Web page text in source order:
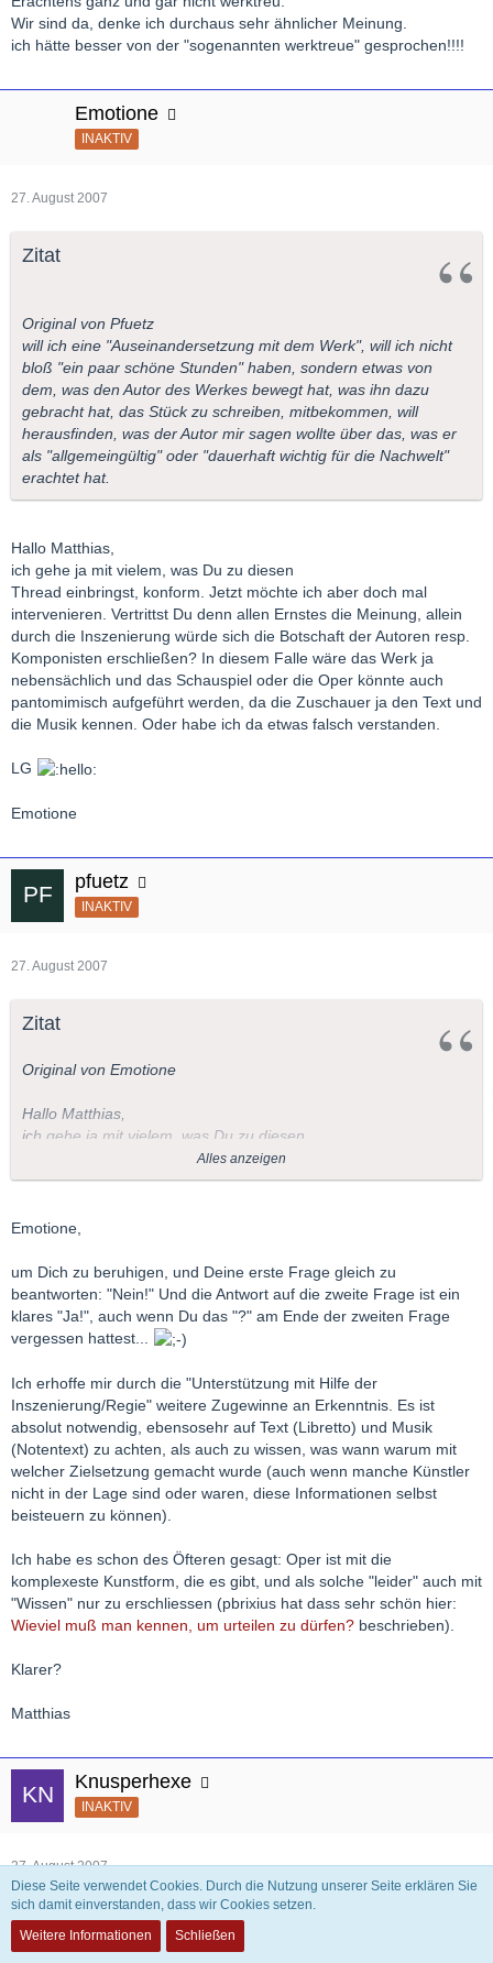
Wir sind da, denke ich durchaus sehr ähnlicher Meinung.
ich hätte besser von der "sogenannten werktreue" gesprochen!!!!
Emotione
INAKTIV
27. August 2007
Zitat
Original von Pfuetz
will ich eine "Auseinandersetzung mit dem Werk", will ich nicht
bloß "ein paar schöne Stunden" haben, sondern etwas von
dem, was den Autor des Werkes bewegt hat, was ihn dazu
gebracht hat, das Stück zu schreiben, mitbekommen, will
herausfinden, was der Autor mir sagen wollte über das, was er
als "allgemeingültig" oder "dauerhaft wichtig für die Nachwelt"
erachtet hat.
Hallo Matthias,
ich gehe ja mit vielem, was Du zu diesen
Thread einbringst, konform. Jetzt möchte ich aber doch mal
intervenieren. Vertrittst Du denn allen Ernstes die Meinung, allein
durch die Inszenierung würde sich die Botschaft der Autoren resp.
Komponisten erschließen? In diesem Falle wäre das Werk ja
nebensächlich und das Schauspiel oder die Oper könnte auch
pantomimisch aufgeführt werden, da die Zuschauer ja den Text und
die Musik kennen. Oder habe ich da etwas falsch verstanden.
LG
Emotione
pfuetz
INAKTIV
27. August 2007
Zitat
Original von Emotione
Hallo Matthias,
ich gehe ja mit vielem, was Du zu diesen
Thread einbringst, konform. Jetzt möchte ich aber doch mal
intervenieren. Vertrittst Du denn allen Ernstes die Meinung,
Autoren resp. Komponisten erschließen? In diesem Falle wäre
könnte auch pantomimisch aufgeführt werden, da die
Zuschauer ja den Text und die Musik kennen. Oder habe ich da
etwas falsch verstanden.
Emotione
Alles anzeigen
Emotione,
um Dich zu beruhigen, und Deine erste Frage gleich zu
beantworten: "Nein!" Und die Antwort auf die zweite Frage ist ein
klares "Ja!", auch wenn Du das "?" am Ende der zweiten Frage
vergessen hattest...
Ich erhoffe mir durch die "Unterstützung mit Hilfe der
Inszenierung/Regie" weitere Zugewinne an Erkenntnis. Es ist
absolut notwendig, ebensosehr auf Text (Libretto) und Musik
(Notentext) zu achten, als auch zu wissen, was wann warum mit
welcher Zielsetzung gemacht wurde (auch wenn manche Künstler
nicht in der Lage sind oder waren, diese Informationen selbst
beisteuern zu können).
Ich habe es schon des Öfteren gesagt: Oper ist mit die
komplexeste Kunstform, die es gibt, und als solche "leider" auch mit
"Wissen" nur zu erschliessen (pbrixius hat dass sehr schön hier:
Wieviel muß man kennen, um urteilen zu dürfen? beschrieben).
Klarer?
Matthias
Knusperhexe
INAKTIV
27. August 2007
Zitat
Diese Seite verwendet Cookies. Durch die Nutzung unserer Seite erklären Sie
sich damit einverstanden, dass wir Cookies setzen.
Weitere Informationen
Schließen